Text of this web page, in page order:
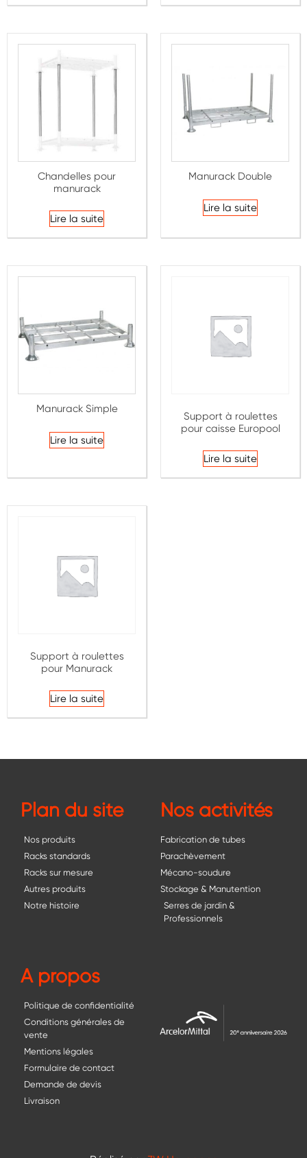
Chandelles pour
manurack
Lire la suite
Manurack Double
sur
Lire la suite
Manurack Simple
sur
Lire la suite
Support à roulettes
pour caisse Europool
Lire la suite
Support à roulettes
pour Manurack
Lire la suite
Plan du site
Nos produits
Racks standards
Racks sur mesure
Autres produits
Notre histoire
Nos activités
Fabrication de tubes
Parachèvement
Mécano-soudure
Stockage & Manutention
Serres de jardin &
Professionnels
A propos
Politique de confidentialité
Conditions générales de
vente
Mentions légales
Formulaire de contact
Demande de devis
Livraison